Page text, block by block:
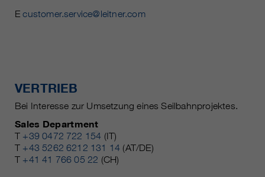
Ecustomer.service@leitner.com
VERTRIEB
Bei Interesse zur Umsetzung eines Seilbahnprojektes.
Sales Department
T +39 0472 722 154 (IT)
T +43 5262 6212 131 14 (AT/DE)
T +41 41 766 05 22 (CH)